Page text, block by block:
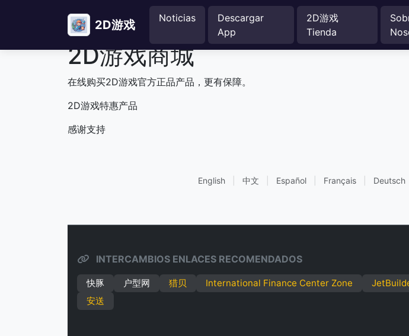
2D游戏 Noticias
Descargar
App
2D游戏
Tienda
2D游戏商城
在线购买2D游戏官方正品产品，更有保障。
2D游戏特惠产品
感谢支持
English 中文 Español Français Deutsch
INTERCAMBIOS ENLACES RECOMENDADOS
快豚 户型网 猎贝 International Finance Center Zone
安送